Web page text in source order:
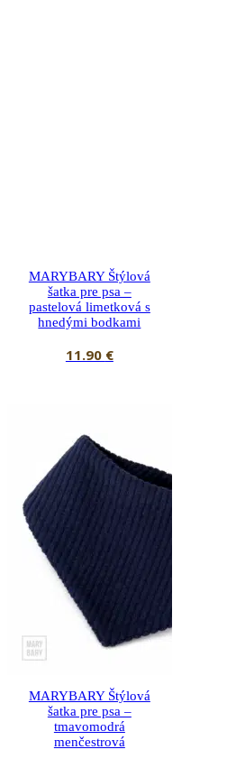
MARYBARY Štýlová
šatka pre psa –
pastelová limetková s
hnedými bodkami
11.90 €
MARYBARY Štýlová
šatka pre psa –
tmavomodrá
menčestrová